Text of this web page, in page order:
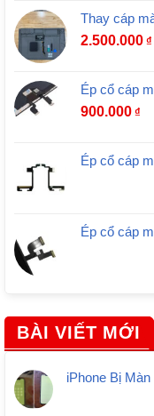
Thay cáp
2.500.000 ₫
Ép cổ cáp
900.000 ₫
Ép cổ cáp
Ép cổ cáp
BÀI VIẾT MỚI
iPhone Bị